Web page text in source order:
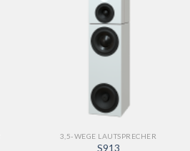
3,5-WEGE LAUTSPRECHER
S913